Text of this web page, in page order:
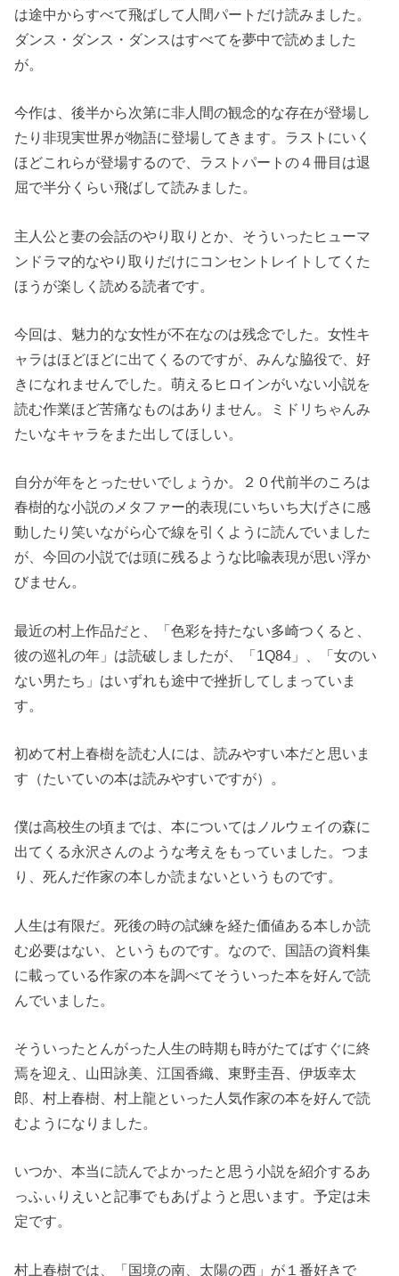
は途中からすべて飛ばして人間パートだけ読みました。
ダンス・ダンス・ダンスはすべてを夢中で読めました
が。
今作は、後半から次第に非人間の観念的な存在が登場し
たり非現実世界が物語に登場してきます。ラストにいく
ほどこれらが登場するので、ラストパートの４冊目は退
屈で半分くらい飛ばして読みました。
主人公と妻の会話のやり取りとか、そういったヒューマ
ンドラマ的なやり取りだけにコンセントレイトしてくた
ほうが楽しく読める読者です。
今回は、魅力的な女性が不在なのは残念でした。女性キ
ャラはほどほどに出てくるのですが、みんな脇役で、好
きになれませんでした。萌えるヒロインがいない小説を
読む作業ほど苦痛なものはありません。ミドリちゃんみ
たいなキャラをまた出してほしい。
自分が年をとったせいでしょうか。２０代前半のころは
春樹的な小説のメタファー的表現にいちいち大げさに感
動したり笑いながら心で線を引くように読んでいました
が、今回の小説では頭に残るような比喩表現が思い浮か
びません。
最近の村上作品だと、「色彩を持たない多崎つくると、
彼の巡礼の年」は読破しましたが、「1Q84」、「女のい
ない男たち」はいずれも途中で挫折してしまっていま
す。
初めて村上春樹を読む人には、読みやすい本だと思いま
す（たいていの本は読みやすいですが）。
僕は高校生の頃までは、本についてはノルウェイの森に
出てくる永沢さんのような考えをもっていました。つま
り、死んだ作家の本しか読まないというものです。
人生は有限だ。死後の時の試練を経た価値ある本しか読
む必要はない、というものです。なので、国語の資料集
に載っている作家の本を調べてそういった本を好んで読
んでいました。
そういったとんがった人生の時期も時がたてばすぐに終
焉を迎え、山田詠美、江国香織、東野圭吾、伊坂幸太
郎、村上春樹、村上龍といった人気作家の本を好んで読
むようになりました。
いつか、本当に読んでよかったと思う小説を紹介するあ
っふぃりえいと記事でもあげようと思います。予定は未
定です。
村上春樹では、「国境の南、太陽の西」が１番好きで